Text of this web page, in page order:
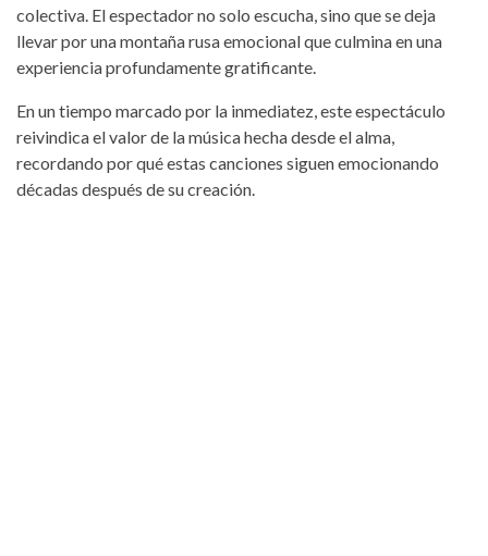
colectiva. El espectador no solo escucha, sino que se deja
llevar por una montaña rusa emocional que culmina en una
experiencia profundamente gratificante.
En un tiempo marcado por la inmediatez, este espectáculo
reivindica el valor de la música hecha desde el alma,
recordando por qué estas canciones siguen emocionando
décadas después de su creación.